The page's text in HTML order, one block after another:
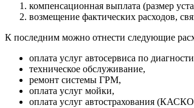
компенсационная выплата (размер
возмещение фактических расходов,
К последним можно отнести следующие
оплата услуг автосервиса по
техническое обслуживание,
ремонт системы ГРМ,
оплата услуг мойки,
оплата услуг автострахования